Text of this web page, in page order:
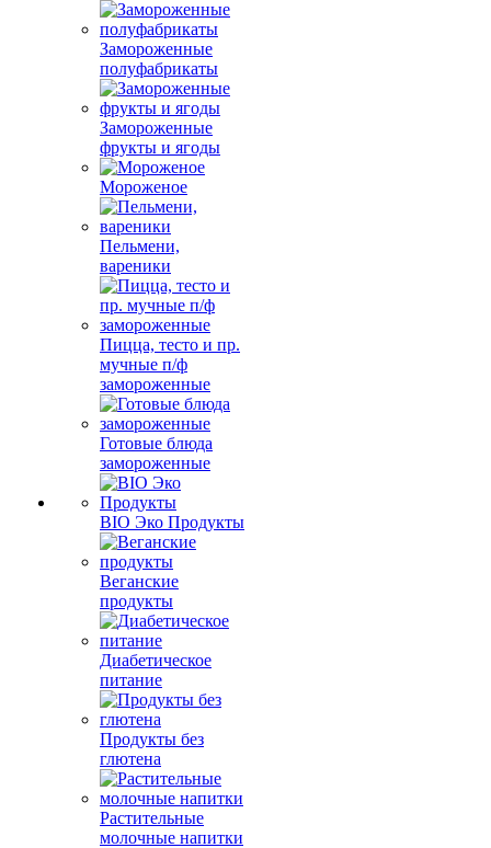
Замороженные
полуфабрикаты
Замороженные
фрукты и ягоды
Мороженое
Пельмени,
вареники
Пицца, тесто и пр.
мучные п/ф
замороженные
Готовые блюда
замороженные
BIO Эко Продукты
Веганские
продукты
Диабетическое
питание
Продукты без
глютена
Растительные
молочные напитки